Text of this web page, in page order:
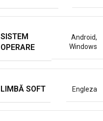
SISTEM
OPERARE
Android,
Windows
LIMBĂ SOFT Engleza